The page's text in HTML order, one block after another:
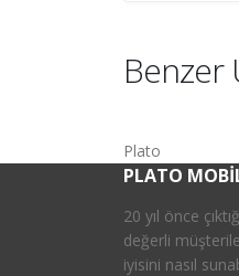
Benzer
Plato
PLATO
20 yıl önce
değerli
iyisini nasıl